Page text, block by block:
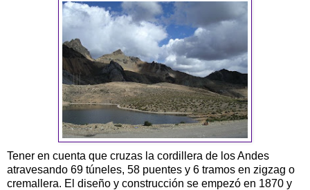
Tener en cuenta que cruzas la cordillera de los Andes
atravesando 69 túneles, 58 puentes y 6 tramos en zigzag o
cremallera. El diseño y construcción se empezó en 1870 y